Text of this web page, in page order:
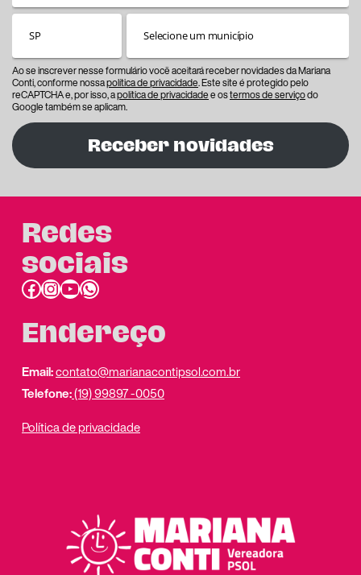
Ao se inscrever nesse formulário você aceitará receber novidades da Mariana
Conti, conforme nossapolítica de privacidade. Este site é protegido pelo
reCAPTCHA e, por isso, apolítica de privacidadee ostermos de serviçodo
Google também se aplicam.
Receber novidades
Redes
sociais
Facebook InstagramYoutube link do whatsapp
Endereço
Email:contato@marianacontipsol.com.br
Telefone:(19) 99897 -0050
Política de privacidade